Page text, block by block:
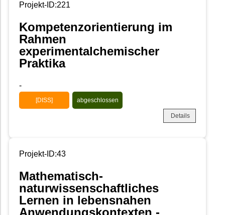
Projekt-ID:221
Kompetenzorientierung im
Rahmen
experimentalchemischer
Praktika
-
[DISS] abgeschlossen
Details
Projekt-ID:43
Mathematisch-
naturwissenschaftliches
Lernen in lebensnahen
Anwendungskontexten -